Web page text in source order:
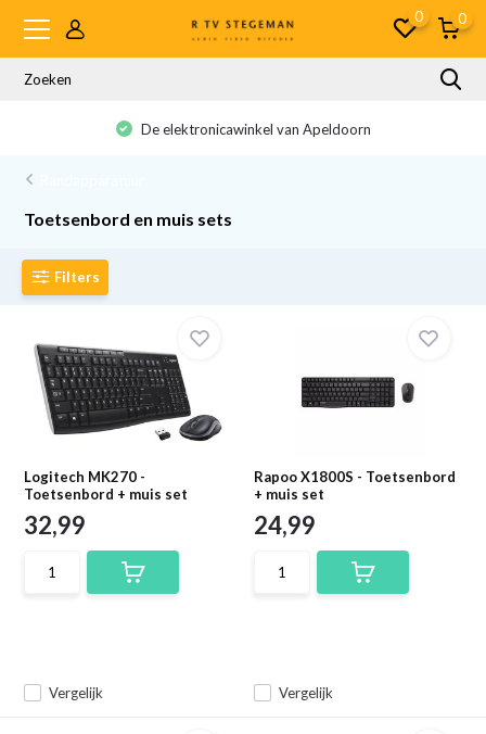
0 0
De elektronicawinkel van Apeldoorn
Toetsenbord en muis sets
Filters
Logitech MK270 -
Toetsenbord + muis set
Vergelijk
32,99
Rapoo X1800S - Toetsenbord
+ muis set
Vergelijk
24,99